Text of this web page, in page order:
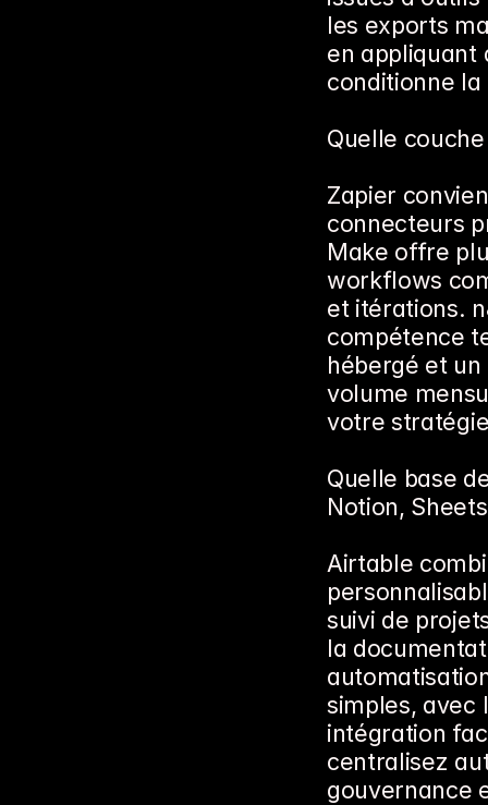
les exports
en appliquant
conditionne
Quelle
Zapier
connecteurs
Make offre
workflows
et itérations.
compétence
hébergé et
volume
votre
Quelle base
Notion,
Airtable
suivi de
la
simples, avec
intégration
centralisez
gouvernance